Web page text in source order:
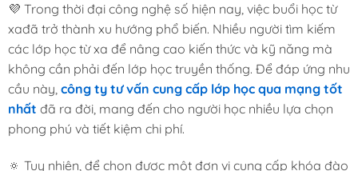
💜 Trong thời đại công nghệ số hiện nay, việc buổi học từ
xađã trở thành xu hướng phổ biến. Nhiều người tìm kiếm
các lớp học từ xa để nâng cao kiến thức và kỹ năng mà
không cần phải đến lớp học truyền thống. Để đáp ứng nhu
cầu này, công ty tư vấn cung cấp lớp học qua mạng tốt
nhất đã ra đời, mang đến cho người học nhiều lựa chọn
phong phú và tiết kiệm chi phí.
🔅 Tuy nhiên, để chọn được một đơn vị cung cấp khóa đào